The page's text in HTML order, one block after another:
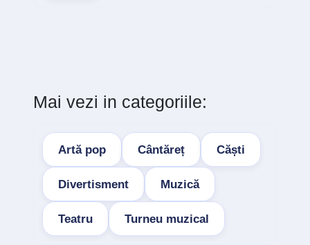
Mai vezi in categoriile:
Artă pop Cântăreț Căști
Divertisment Muzică
Teatru Turneu muzical